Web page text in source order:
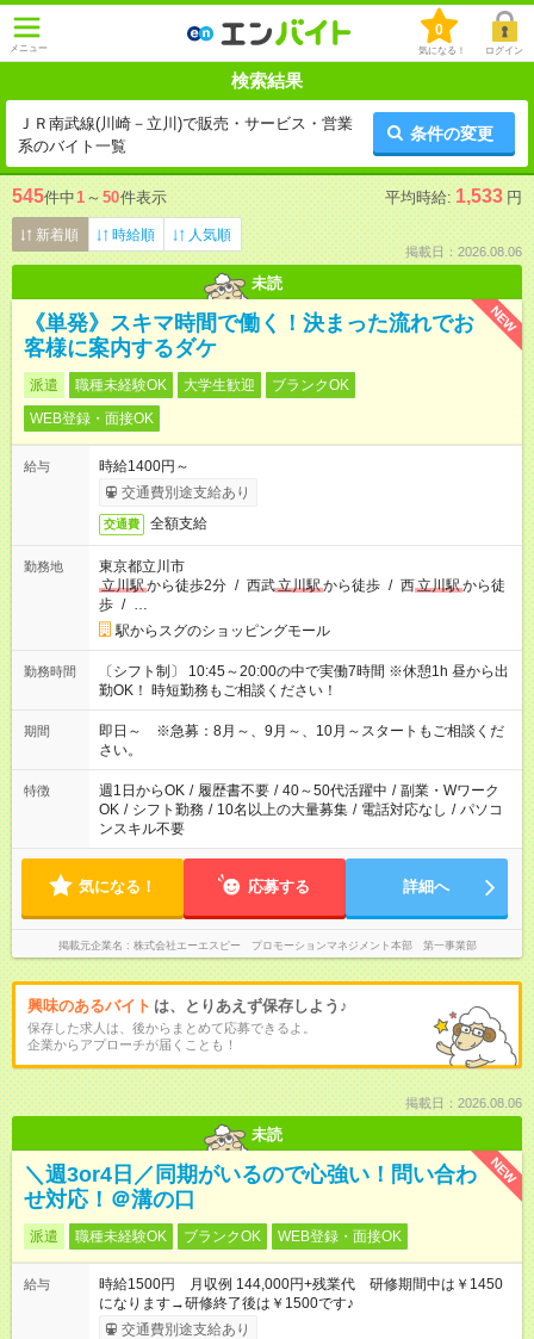
メニュー
0
気になる！ ログイン
検索結果
ＪＲ南武線(川崎－立川)で販売・サービス・営業
系のバイト一覧
条件の変更
545件中1 ～ 50件表示 平均時給: 1,533 円
新着順 時給順 人気順
掲載日：2026.08.06
未読
NEW
《単発》スキマ時間で働く！決まった流れでお
客様に案内するダケ
派遣 職種未経験OK 大学生歓迎
ブランクOK
WEB登録・面接OK
給与
時給1400円～
交通費別途支給あり
交通費 全額支給
勤務地
東京都立川市
立川駅から徒歩2分 / 西武立川駅から徒歩 / 西立川駅から徒
歩 / …
駅からスグのショッピングモール
勤務時間
〔シフト制〕 10:45～20:00の中で実働7時間 ※休憩1h 昼から出
勤OK！ 時短勤務もご相談ください！
期間
即日～ ※急募：8月～、9月～、10月～スタートもご相談くだ
さい。
特徴 週1日からOK / 履歴書不要 / 40～50代活躍中 / 副業・Wワーク
OK / シフト勤務 / 10名以上の大量募集 / 電話対応なし / パソコ
ンスキル不要
気になる！ 応募する 詳細へ
掲載元企業名 株式会社エーエスピー プロモーションマネジメント本部 第一事業部
興味のあるバイト は、とりあえず保存しよう♪
保存した求人は、後からまとめて応募できるよ。
企業からアプローチが届くことも！
掲載日：2026.08.06
未読
NEW
＼週3or4日／同期がいるので心強い！問い合わ
せ対応！＠溝の口
派遣 職種未経験OK ブランクOK WEB登録・面接OK
給与
時給1500円 月収例 144,000円+残業代 研修期間中は￥1450
になります→研修終了後は￥1500です♪
交通費別途支給あり